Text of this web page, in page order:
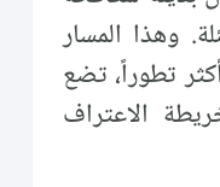
وهذا المسار
تطوراً، تضع
الاعتراف